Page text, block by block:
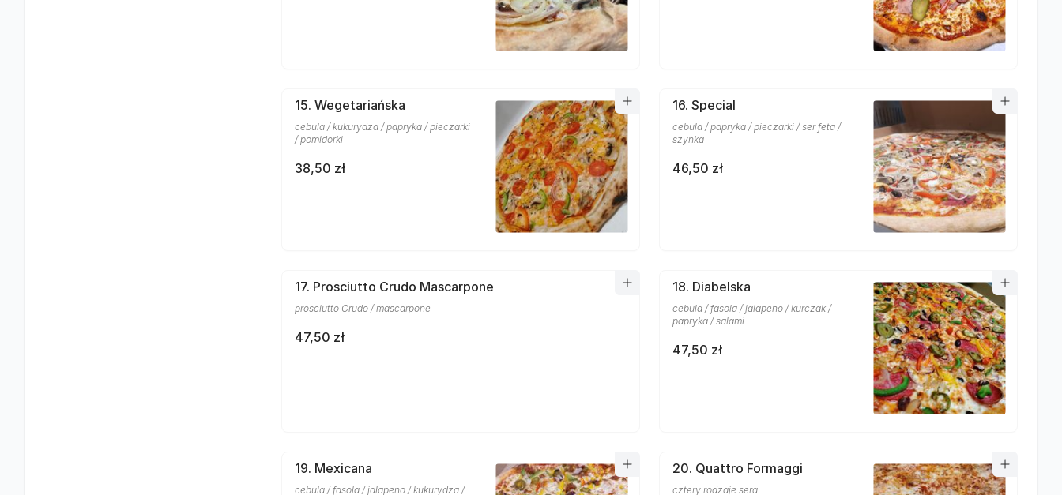
15. Wegetariańska
cebula / kukurydza / papryka / pieczarki
/ pomidorki
38,50 zł
16. Special
cebula / papryka / pieczarki / ser feta /
szynka
46,50 zł
17. Prosciutto Crudo Mascarpone
prosciutto Crudo / mascarpone
47,50 zł
18. Diabelska
cebula / fasola / jalapeno / kurczak /
papryka / salami
47,50 zł
19. Mexicana
cebula / fasola / jalapeno / kukurydza /
20. Quattro Formaggi
cztery rodzaje sera